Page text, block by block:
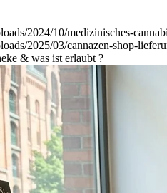
2024/10/medizinisches-
2025/03/cannazen-shop-
& was ist erlaubt ?